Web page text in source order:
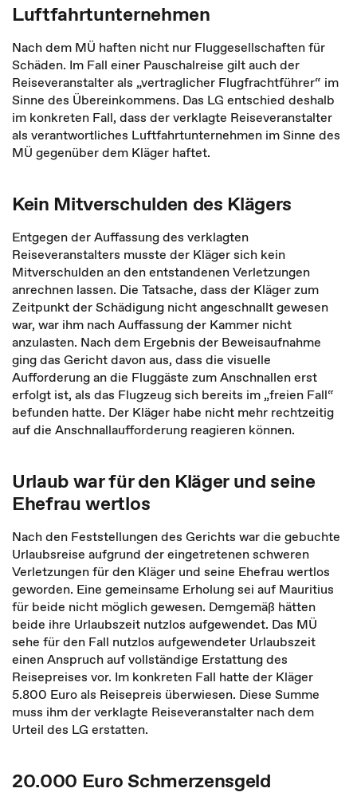
Luftfahrtunternehmen
Nach dem MÜ haften nicht nur Fluggesellschaften für
Schäden. Im Fall einer Pauschalreise gilt auch der
Reiseveranstalter als „vertraglicher Flugfrachtführer“ im
Sinne des Übereinkommens. Das LG entschied deshalb
im konkreten Fall, dass der verklagte Reiseveranstalter
als verantwortliches Luftfahrtunternehmen im Sinne des
MÜ gegenüber dem Kläger haftet.
Kein Mitverschulden des Klägers
Entgegen der Auffassung des verklagten
Reiseveranstalters musste der Kläger sich kein
Mitverschulden an den entstandenen Verletzungen
anrechnen lassen. Die Tatsache, dass der Kläger zum
Zeitpunkt der Schädigung nicht angeschnallt gewesen
war, war ihm nach Auffassung der Kammer nicht
anzulasten. Nach dem Ergebnis der Beweisaufnahme
ging das Gericht davon aus, dass die visuelle
Aufforderung an die Fluggäste zum Anschnallen erst
erfolgt ist, als das Flugzeug sich bereits im „freien Fall“
befunden hatte. Der Kläger habe nicht mehr rechtzeitig
auf die Anschnallaufforderung reagieren können.
Urlaub war für den Kläger und seine
Ehefrau wertlos
Nach den Feststellungen des Gerichts war die gebuchte
Urlaubsreise aufgrund der eingetretenen schweren
Verletzungen für den Kläger und seine Ehefrau wertlos
geworden. Eine gemeinsame Erholung sei auf Mauritius
für beide nicht möglich gewesen. Demgemäß hätten
beide ihre Urlaubszeit nutzlos aufgewendet. Das MÜ
sehe für den Fall nutzlos aufgewendeter Urlaubszeit
einen Anspruch auf vollständige Erstattung des
Reisepreises vor. Im konkreten Fall hatte der Kläger
5.800 Euro als Reisepreis überwiesen. Diese Summe
muss ihm der verklagte Reiseveranstalter nach dem
Urteil des LG erstatten.
20.000 Euro Schmerzensgeld